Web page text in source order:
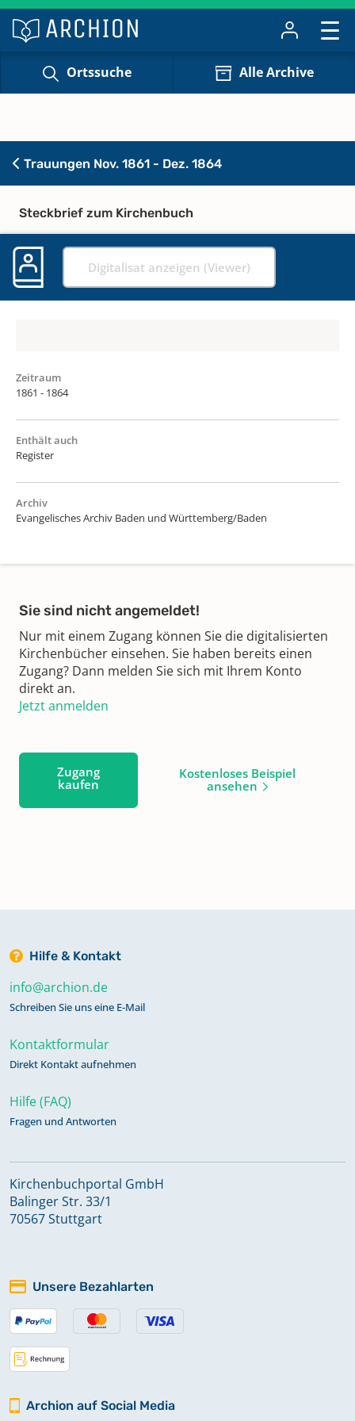
Ortssuche Alle Archive
Trauungen Nov. 1861 - Dez. 1864
Steckbrief zum Kirchenbuch
Digitalisat anzeigen (Viewer)
Zeitraum
1861 - 1864
Enthält auch
Register
Archiv
Evangelisches Archiv Baden und Württemberg/Baden
Sie sind nicht angemeldet!
Nur mit einem Zugang können Sie die digitalisierten
Kirchenbücher einsehen. Sie haben bereits einen
Zugang? Dann melden Sie sich mit Ihrem Konto
direkt an.
Jetzt anmelden
Zugang
kaufen
Kostenloses Beispiel
ansehen
Hilfe & Kontakt
info@archion.de
Schreiben Sie uns eine E-Mail
Kontaktformular
Direkt Kontakt aufnehmen
Hilfe (FAQ)
Fragen und Antworten
Kirchenbuchportal GmbH
Balinger Str. 33/1
70567 Stuttgart
Unsere Bezahlarten
Archion auf Social Media